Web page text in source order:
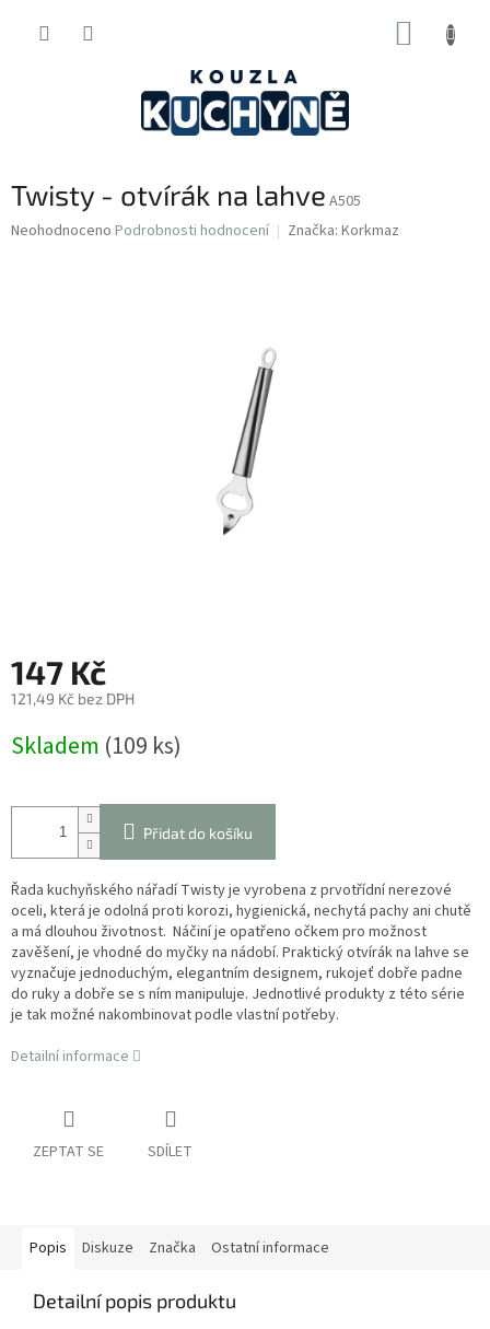
Twisty - otvírák na lahve A505
Průměrné
Neohodnoceno Podrobnosti hodnocení Značka: Korkmaz
147 Kč
121,49 Kč bez DPH
cena:
Skladem (109 ks)
Přidat do košíku
Řada kuchyňského nářadí Twisty je vyrobena z prvotřídní nerezové
oceli, která je odolná proti korozi, hygienická, nechytá pachy ani chutě
a má dlouhou životnost. Náčiní je opatřeno očkem pro možnost
zavěšení, je vhodné do myčky na nádobí. Praktický otvírák na lahve se
vyznačuje jednoduchým, elegantním designem, rukojeť dobře padne
do ruky a dobře se s ním manipuluje. Jednotlivé produkty z této série
je tak možné nakombinovat podle vlastní potřeby.
Detailní informace
ZEPTAT SE SDÍLET
Popis Diskuze Značka Ostatní informace
Detailní popis produktu